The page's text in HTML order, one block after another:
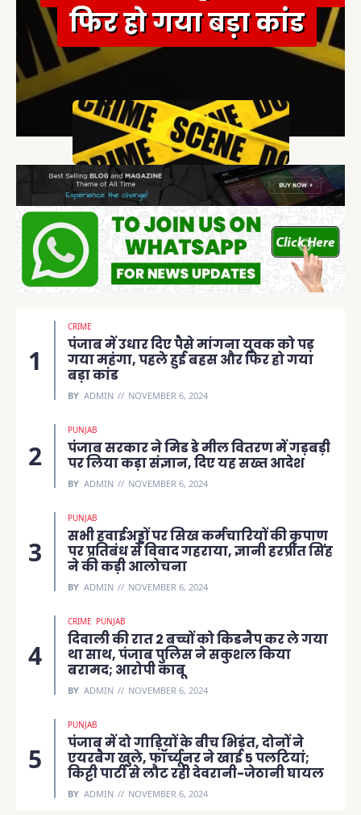
फिर हो गया बड़ा कांड
CRIME
पंजाब में उधार दिए पैसे मांगना युवक को पड़
गया महंगा, पहले हुई बहस और फिर हो गया
बड़ा कांड
BY ADMIN NOVEMBER 6, 2024
PUNJAB
पंजाब सरकार ने मिड डे मील वितरण में गड़बड़ी
पर लिया कड़ा संज्ञान, दिए यह सख्त आदेश
BY ADMIN NOVEMBER 6, 2024
PUNJAB
सभी हवाईअड्डों पर सिख कर्मचारियों की कृपाण
पर प्रतिबंध से विवाद गहराया, ज्ञानी हरप्रीत सिंह
ने की कड़ी आलोचना
BY ADMIN NOVEMBER 6, 2024
CRIME PUNJAB
दिवाली की रात 2 बच्चों को किडनैप कर ले गया
था साथ, पंजाब पुलिस ने सकुशल किया
बरामद; आरोपी काबू
BY ADMIN NOVEMBER 6, 2024
PUNJAB
पंजाब में दो गाड़ियों के बीच भिड़ंत, दोनों ने
एयरबैग खुले, फॉर्च्यूनर ने खाई 5 पलटियां;
किट्टी पार्टी से लौट रही देवरानी-जेठानी घायल
BY ADMIN NOVEMBER 6, 2024